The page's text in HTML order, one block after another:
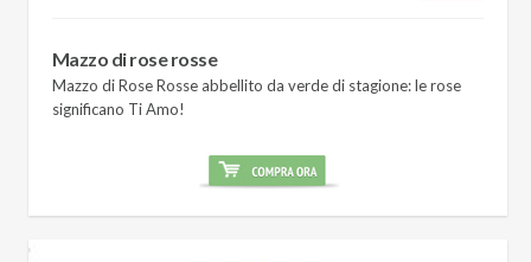
Mazzo di rose rosse
Mazzo di Rose Rosse abbellito da verde di stagione: le rose
significano Ti Amo!